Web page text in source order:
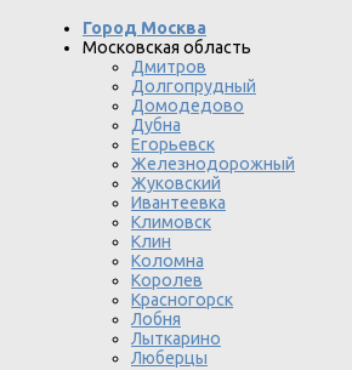
Город Москва
Московская область
Дмитров
Долгопрудный
Домодедово
Дубна
Егорьевск
Железнодорожный
Жуковский
Ивантеевка
Климовск
Клин
Коломна
Королев
Красногорск
Лобня
Лыткарино
Люберцы